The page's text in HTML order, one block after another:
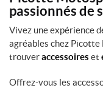
passionnés de
Vivez une expérience
agréables chez
trouveraccessoires et
Offrez-vous les